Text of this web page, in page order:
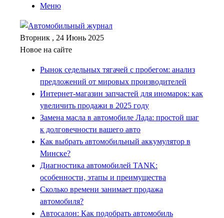
Меню
Вторник , 24 Июнь 2025
Новое на сайте
Рынок седельных тягачей с пробегом: анализ
предложений от мировых производителей
Интернет-магазин запчастей для иномарок: как
увеличить продажи в 2025 году
Замена масла в автомобиле Лада: простой шаг
к долговечности вашего авто
Как выбрать автомобильный аккумулятор в
Минске?
Диагностика автомобилей TANK:
особенности, этапы и преимущества
Сколько времени занимает продажа
автомобиля?
Автосалон: Как подобрать автомобиль